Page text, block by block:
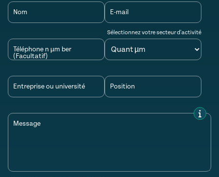
Nom E-mail
Téléphone n µm ber
(Facultatif)
Sélectionnez votre secteur d'activité
Entreprise ou université Position
Message